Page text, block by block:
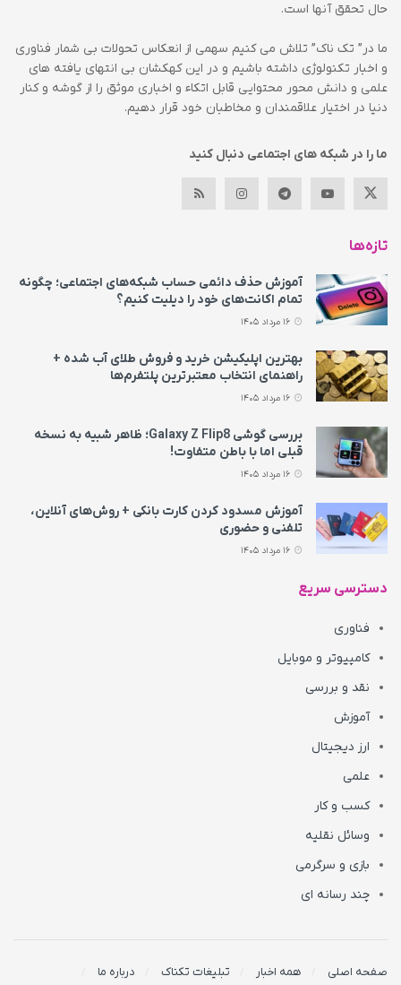
حال تحقق آنها است.
ما در” تک ناک” تلاش می کنیم سهمی از انعکاس تحولات بی شمار فناوری
و اخبار تکنولوژی داشته باشیم و در این کهکشان بی انتهای یافته های
علمی و دانش محور محتوایی قابل اتکاء و اخباری موثق را از گوشه و کنار
دنیا در اختیار علاقمندان و مخاطبان خود قرار دهیم.
ما را در شبکه های اجتماعی دنبال کنید
تازه‌ها
آموزش حذف دائمی حساب شبکه‌های اجتماعی؛ چگونه
تمام اکانت‌های خود را دیلیت کنیم؟
بهترین اپلیکیشن خرید و فروش طلای آب شده +
راهنمای انتخاب معتبرترین پلتفرم‌ها
بررسی گوشی Galaxy Z Flip8؛ ظاهر شبیه به نسخه
قبلی اما با باطن متفاوت!
آموزش مسدود کردن کارت بانکی + روش‌های آنلاین،
تلفنی و حضوری
دسترسی سریع
فناوری
کامپیوتر و موبایل
نقد و بررسی
آموزش
ارز دیجیتال
علمی
کسب و کار
وسائل نقلیه
بازی و سرگرمی
چند رسانه ای
صفحه اصلی همه اخبار تبلیغات تکناک
درباره ما